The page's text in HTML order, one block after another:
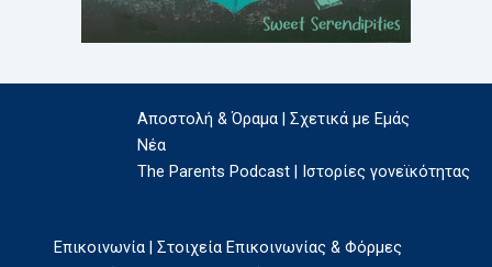
Αποστολή & Όραμα | Σχετικά με Εμάς
Νέα
The Parents Podcast | Ιστορίες γονεϊκότητας
Επικοινωνία | Στοιχεία Επικοινωνίας & Φόρμες